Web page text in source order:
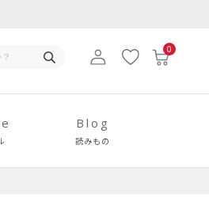
0
Blog
読みもの